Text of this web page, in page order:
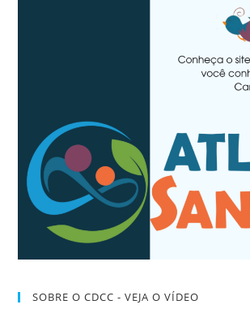
SOBRE O CDCC - VEJA O VÍDEO